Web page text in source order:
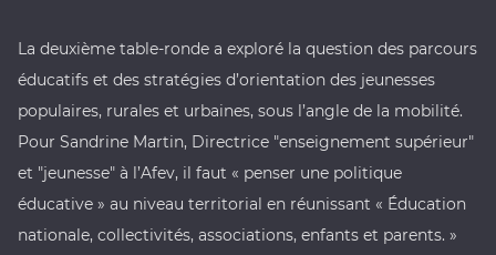
La deuxième table-ronde a exploré la question des parcours
éducatifs et des stratégies d’orientation des jeunesses
populaires, rurales et urbaines, sous l’angle de la mobilité.
Pour Sandrine Martin, Directrice "enseignement supérieur"
et "jeunesse" à l’Afev, il faut « penser une politique
éducative » au niveau territorial en réunissant « Éducation
nationale, collectivités, associations, enfants et parents. »